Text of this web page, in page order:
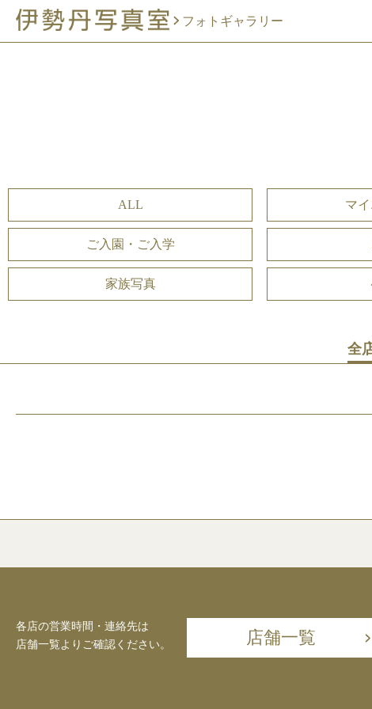
フォトギャラリー
ALL マ
ご入園・ご入学
家族写真
全
各店の営業時間・連絡先は
店舗一覧よりご確認ください。
店舗一覧